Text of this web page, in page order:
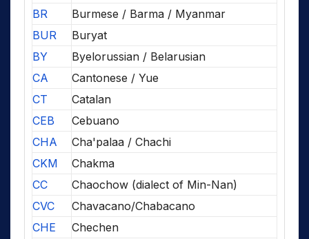
BR
Burmese / Barma / Myanmar
BUR
Buryat
BY
Byelorussian / Belarusian
CA
Cantonese / Yue
CT
Catalan
CEB
Cebuano
CHA
Cha'palaa / Chachi
CKM
Chakma
CC
Chaochow (dialect of Min-Nan)
CVC
Chavacano/Chabacano
CHE
Chechen